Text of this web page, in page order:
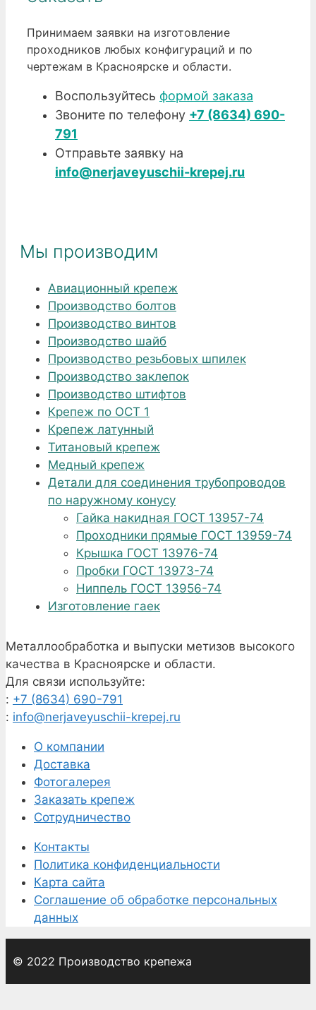
Принимаем заявки на изготовление
проходников любых конфигураций и по
чертежам в Красноярске и области.
Воспользуйтесь формой заказа
Звоните по телефону +7 (8634) 690-
791
Отправьте заявку на
info@nerjaveyuschii-krepej.ru
Мы производим
Авиационный крепеж
Производство болтов
Производство винтов
Производство шайб
Производство резьбовых шпилек
Производство заклепок
Производство штифтов
Крепеж по ОСТ 1
Крепеж латунный
Титановый крепеж
Медный крепеж
Детали для соединения трубопроводов
по наружному конусу
Гайка накидная ГОСТ 13957-74
Проходники прямые ГОСТ 13959-74
Крышка ГОСТ 13976-74
Пробки ГОСТ 13973-74
Ниппель ГОСТ 13956-74
Изготовление гаек
Металлообработка и выпуски метизов высокого
качества в Красноярске и области.
Для связи используйте:
: +7 (8634) 690-791
: info@nerjaveyuschii-krepej.ru
О компании
Доставка
Фотогалерея
Заказать крепеж
Сотрудничество
Контакты
Политика конфиденциальности
Карта сайта
Соглашение об обработке персональных
данных
© 2022 Производство крепежа